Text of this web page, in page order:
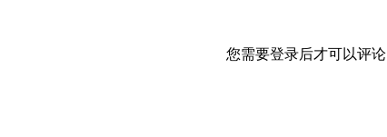
您需要登录后才可以评论